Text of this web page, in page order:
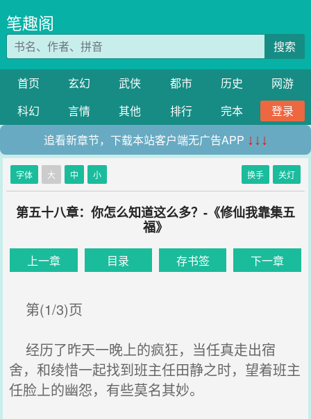
笔趣阁
搜索
首页 玄幻 武侠 都市 历史
网游
科幻
言情 其他 排行 完本
登录
追看新章节，下载本站客户端无广告APP ↓↓↓
字体 大 中 小 换手 关灯
第五十八章：你怎么知道这么多？-《修仙我靠集五
福》
上一章 目录 存书签 下一章
第(1/3)页
经历了昨天一晚上的疯狂，当任真走出宿
舍，和绫惜一起找到班主任田静之时，望着班主
任脸上的幽怨，有些莫名其妙。